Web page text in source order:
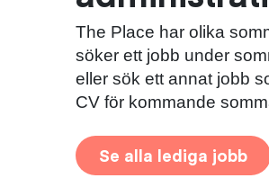
The Place har olika
söker ett jobb under
eller sök ett annat jobb
CV för kommande
Se alla lediga jobb